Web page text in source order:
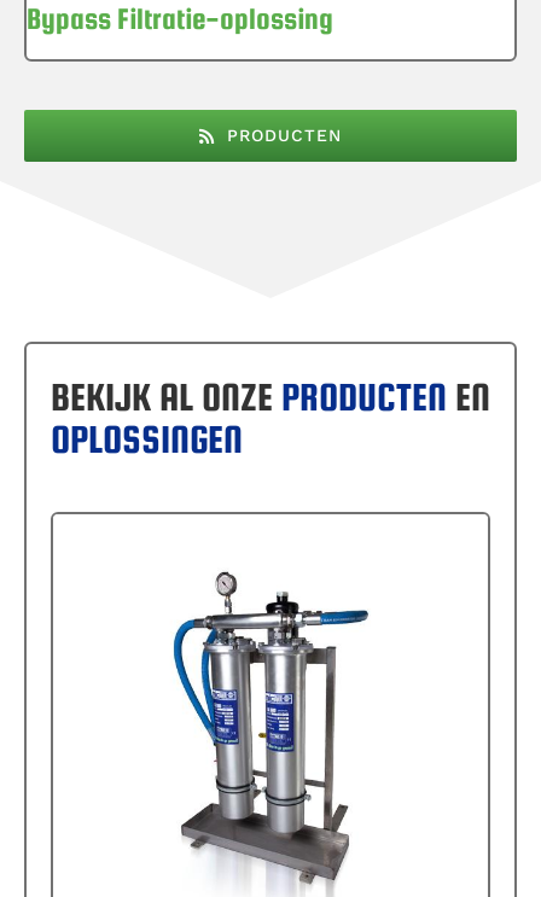
Bypass Filtratie-oplossing
PRODUCTEN
BEKIJK AL ONZE PRODUCTEN EN
OPLOSSINGEN